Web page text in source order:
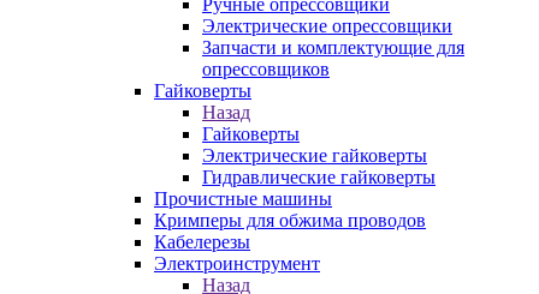
Ручные опрессовщики
Электрические опрессовщики
Запчасти и комплектующие для
опрессовщиков
Гайковерты
Назад
Гайковерты
Электрические гайковерты
Гидравлические гайковерты
Прочистные машины
Кримперы для обжима проводов
Кабелерезы
Электроинструмент
Назад